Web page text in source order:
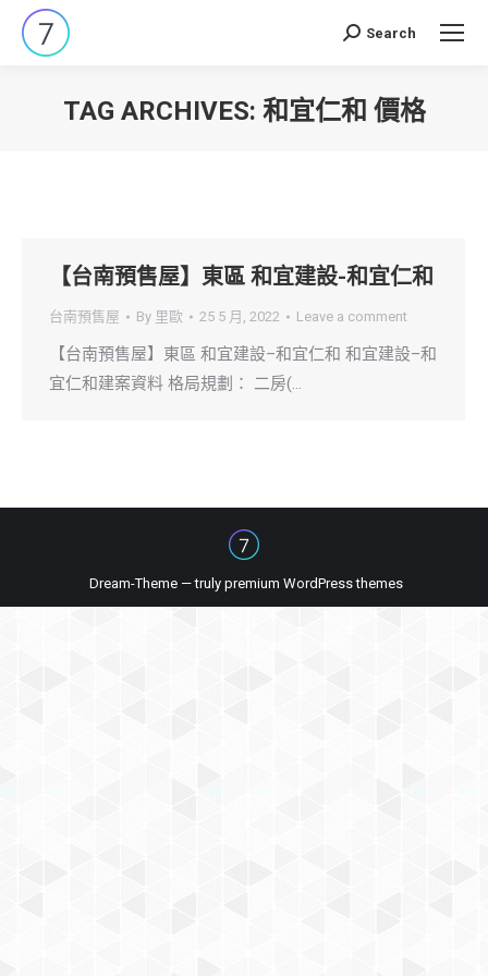
Search:
Search
TAG ARCHIVES: 和宜仁和 價格
【台南預售屋】東區 和宜建設-和宜仁和
台南預售屋 By 里歐 25 5 月, 2022 Leave a comment
【台南預售屋】東區 和宜建設–和宜仁和 和宜建設–和
宜仁和建案資料 格局規劃： 二房(…
Dream-Theme — truly premium WordPress themes